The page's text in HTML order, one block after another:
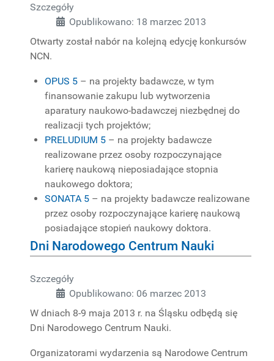
Szczegóły
Opublikowano: 18 marzec 2013
Otwarty został nabór na kolejną edycję konkursów
NCN.
OPUS 5 – na projekty badawcze, w tym
finansowanie zakupu lub wytworzenia
aparatury naukowo-badawczej niezbędnej do
realizacji tych projektów;
PRELUDIUM 5 – na projekty badawcze
realizowane przez osoby rozpoczynające
karierę naukową nieposiadające stopnia
naukowego doktora;
SONATA 5 – na projekty badawcze realizowane
przez osoby rozpoczynające karierę naukową
posiadające stopień naukowy doktora.
Dni Narodowego Centrum Nauki
Szczegóły
Opublikowano: 06 marzec 2013
W dniach 8-9 maja 2013 r. na Śląsku odbędą się
Dni Narodowego Centrum Nauki.
Organizatorami wydarzenia są Narodowe Centrum